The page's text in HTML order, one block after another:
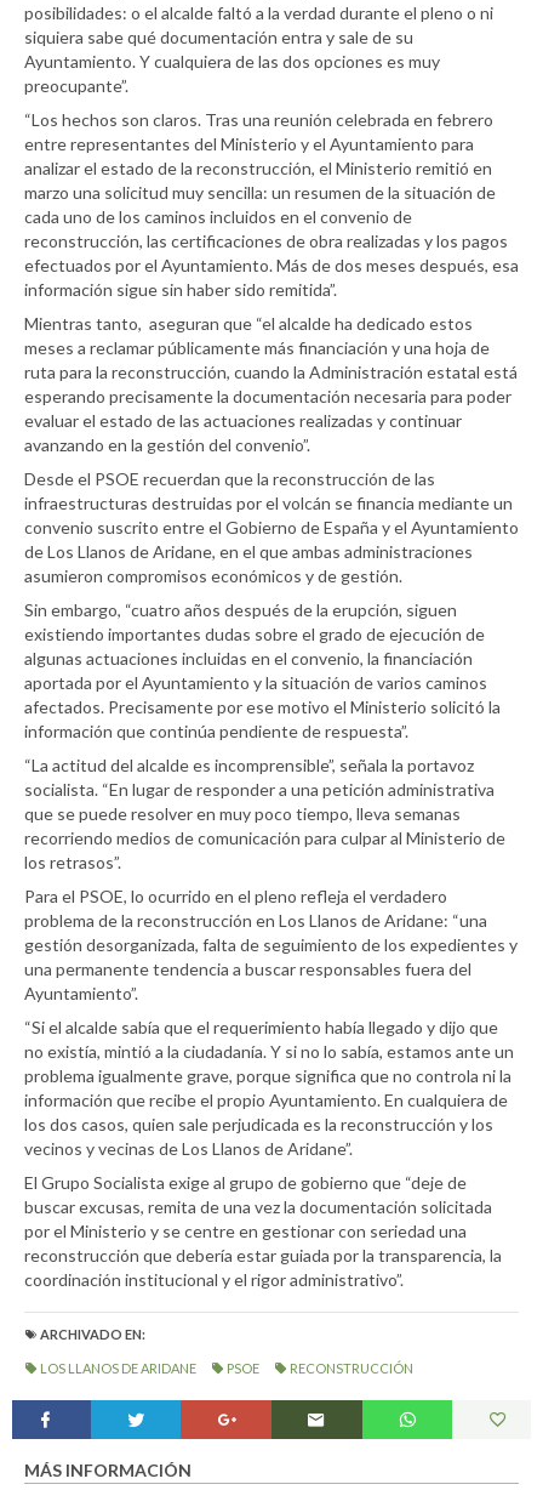
posibilidades: o el alcalde faltó a la verdad durante el pleno o ni
siquiera sabe qué documentación entra y sale de su
Ayuntamiento. Y cualquiera de las dos opciones es muy
preocupante”.
“Los hechos son claros. Tras una reunión celebrada en febrero
entre representantes del Ministerio y el Ayuntamiento para
analizar el estado de la reconstrucción, el Ministerio remitió en
marzo una solicitud muy sencilla: un resumen de la situación de
cada uno de los caminos incluidos en el convenio de
reconstrucción, las certificaciones de obra realizadas y los pagos
efectuados por el Ayuntamiento. Más de dos meses después, esa
información sigue sin haber sido remitida”.
Mientras tanto, aseguran que “el alcalde ha dedicado estos
meses a reclamar públicamente más financiación y una hoja de
ruta para la reconstrucción, cuando la Administración estatal está
esperando precisamente la documentación necesaria para poder
evaluar el estado de las actuaciones realizadas y continuar
avanzando en la gestión del convenio”.
Desde el PSOE recuerdan que la reconstrucción de las
infraestructuras destruidas por el volcán se financia mediante un
convenio suscrito entre el Gobierno de España y el Ayuntamiento
de Los Llanos de Aridane, en el que ambas administraciones
asumieron compromisos económicos y de gestión.
Sin embargo, “cuatro años después de la erupción, siguen
existiendo importantes dudas sobre el grado de ejecución de
algunas actuaciones incluidas en el convenio, la financiación
aportada por el Ayuntamiento y la situación de varios caminos
afectados. Precisamente por ese motivo el Ministerio solicitó la
información que continúa pendiente de respuesta”.
“La actitud del alcalde es incomprensible”, señala la portavoz
socialista. “En lugar de responder a una petición administrativa
que se puede resolver en muy poco tiempo, lleva semanas
recorriendo medios de comunicación para culpar al Ministerio de
los retrasos”.
Para el PSOE, lo ocurrido en el pleno refleja el verdadero
problema de la reconstrucción en Los Llanos de Aridane: “una
gestión desorganizada, falta de seguimiento de los expedientes y
una permanente tendencia a buscar responsables fuera del
Ayuntamiento”.
“Si el alcalde sabía que el requerimiento había llegado y dijo que
no existía, mintió a la ciudadanía. Y si no lo sabía, estamos ante un
problema igualmente grave, porque significa que no controla ni la
información que recibe el propio Ayuntamiento. En cualquiera de
los dos casos, quien sale perjudicada es la reconstrucción y los
vecinos y vecinas de Los Llanos de Aridane”.
El Grupo Socialista exige al grupo de gobierno que “deje de
buscar excusas, remita de una vez la documentación solicitada
por el Ministerio y se centre en gestionar con seriedad una
reconstrucción que debería estar guiada por la transparencia, la
coordinación institucional y el rigor administrativo”.
ARCHIVADO EN:
LOS LLANOS DE ARIDANE PSOE RECONSTRUCCIÓN
MÁS INFORMACIÓN